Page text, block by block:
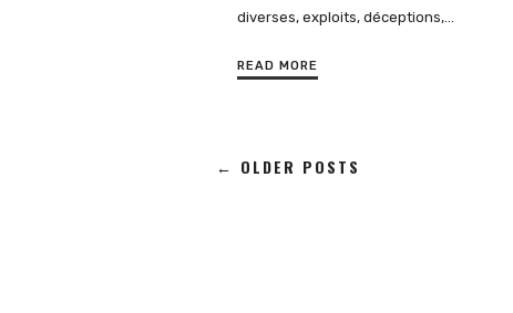
diverses, exploits, déceptions,…
READ MORE
← OLDER POSTS